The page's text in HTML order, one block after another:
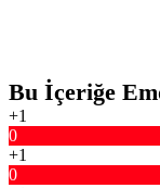
Bu İçeriğe
+1
0
+1
0